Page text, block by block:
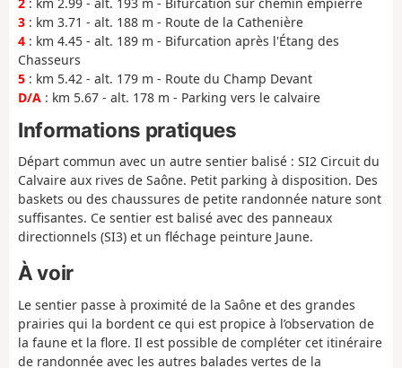
3 : km 3.71 - alt. 188 m - Route de la Cathenière
4 : km 4.45 - alt. 189 m - Bifurcation après l'Étang des
Chasseurs
5 : km 5.42 - alt. 179 m - Route du Champ Devant
D/A : km 5.67 - alt. 178 m - Parking vers le calvaire
Informations pratiques
Départ commun avec un autre sentier balisé : SI2 Circuit du
Calvaire aux rives de Saône. Petit parking à disposition. Des
baskets ou des chaussures de petite randonnée nature sont
suffisantes. Ce sentier est balisé avec des panneaux
directionnels (SI3) et un fléchage peinture Jaune.
À voir
Le sentier passe à proximité de la Saône et des grandes
prairies qui la bordent ce qui est propice à l’observation de
la faune et la flore. Il est possible de compléter cet itinéraire
de randonnée avec les autres balades vertes de la